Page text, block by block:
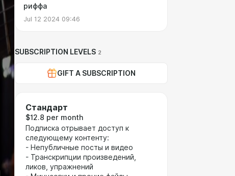
риффа
Jul 12 2024 09:46
SUBSCRIPTION LEVELS 2
GIFT A SUBSCRIPTION
Стандарт
$12.8 per month
Подписка отрывает доступ к
следующему контенту:
- Непубличные посты и видео
- Транскрипции произведений,
ликов, упражнений